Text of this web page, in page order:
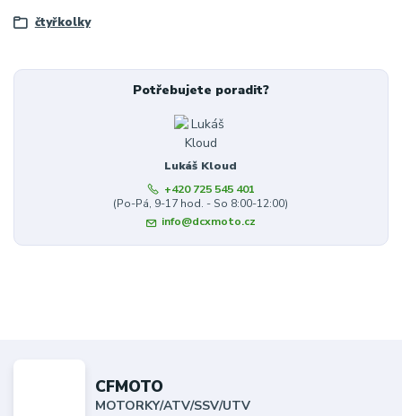
čtyřkolky
Potřebujete poradit?
Lukáš Kloud
+420 725 545 401
(Po-Pá, 9-17 hod. - So 8:00-12:00)
info@dcxmoto.cz
CFMOTO
MOTORKY/ATV/SSV/UTV